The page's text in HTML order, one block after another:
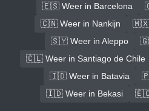
🇪🇸 Weer in Barcelona
🇨🇳 Weer in Nankijn
🇲🇽
🇸🇾 Weer in Aleppo
🇨🇱 Weer in Santiago de Chile
🇮🇩 Weer in Batavia
🇮🇩 Weer in Bekasi
🇪🇨